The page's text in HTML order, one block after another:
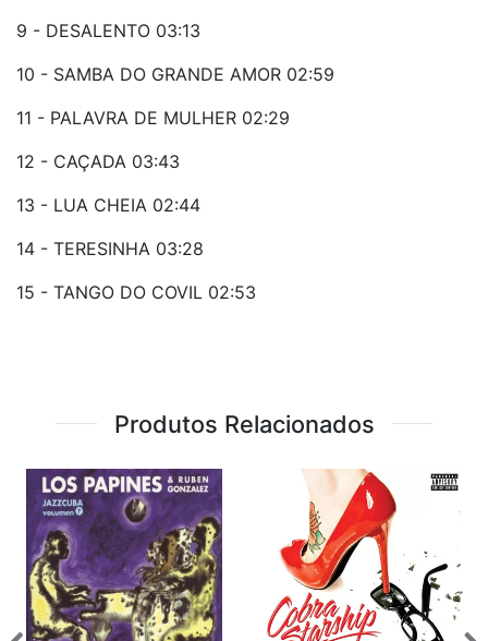
9 - DESALENTO 03:13
10 - SAMBA DO GRANDE AMOR 02:59
11 - PALAVRA DE MULHER 02:29
12 - CAÇADA 03:43
13 - LUA CHEIA 02:44
14 - TERESINHA 03:28
15 - TANGO DO COVIL 02:53
Produtos Relacionados